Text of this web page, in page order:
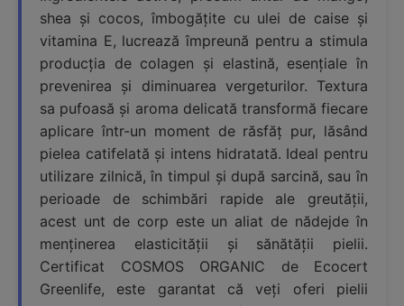
shea și cocos, îmbogățite cu ulei de caise și
vitamina E, lucrează împreună pentru a stimula
producția de colagen și elastină, esențiale în
prevenirea și diminuarea vergeturilor. Textura
sa pufoasă și aroma delicată transformă fiecare
aplicare într-un moment de răsfăț pur, lăsând
pielea catifelată și intens hidratată. Ideal pentru
utilizare zilnică, în timpul și după sarcină, sau în
perioade de schimbări rapide ale greutății,
acest unt de corp este un aliat de nădejde în
menținerea elasticității și sănătății pielii.
Certificat COSMOS ORGANIC de Ecocert
Greenlife, este garantat că veți oferi pielii